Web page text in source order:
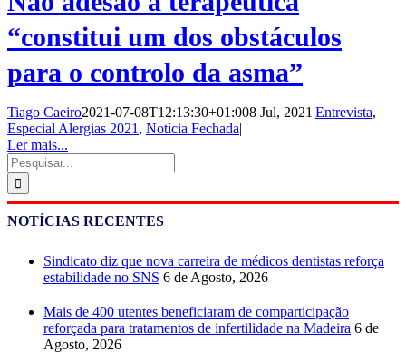
“constitui um dos obstáculos
para o controlo da asma”
Tiago Caeiro2021-07-08T12:13:30+01:008 Jul, 2021 |Entrevista,
Especial Alergias 2021 , Notícia Fechada|
Ler mais...
Pesquisar
NOTÍCIAS RECENTES
Sindicato diz que nova carreira de médicos dentistas reforça
estabilidade no SNS 6 de Agosto, 2026
Mais de 400 utentes beneficiaram de comparticipação
reforçada para tratamentos de infertilidade na Madeira 6 de
Agosto, 2026